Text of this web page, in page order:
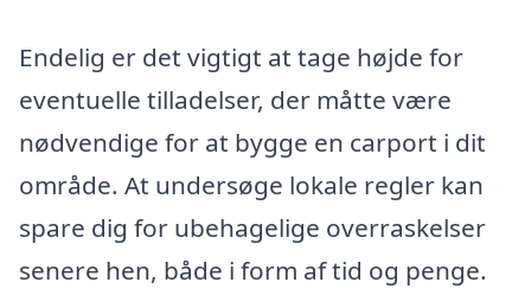
Endelig er det vigtigt at tage højde for
eventuelle tilladelser, der måtte være
nødvendige for at bygge en carport i dit
område. At undersøge lokale regler kan
spare dig for ubehagelige overraskelser
senere hen, både i form af tid og penge.